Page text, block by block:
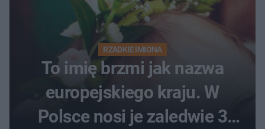
RZADKIE IMIONA
To imię brzmi jak nazwa
europejskiego kraju. W
Polsce nosi je zaledwie 3